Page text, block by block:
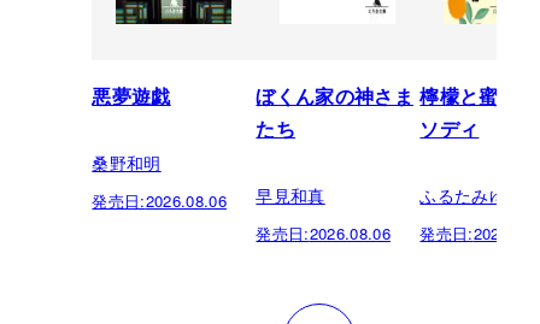
悪夢遊戯
桑野和明
発売日:2026.08.06
ぼくん家の神さま
たち
早見和真
発売日:2026.08.06
檸檬と蜜柑
ソディ
ふるたみゆき
発売日: